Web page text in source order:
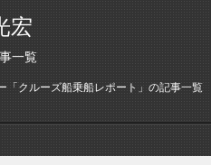
宏
一覧
「クルーズ船乗船レポート」の記事一覧